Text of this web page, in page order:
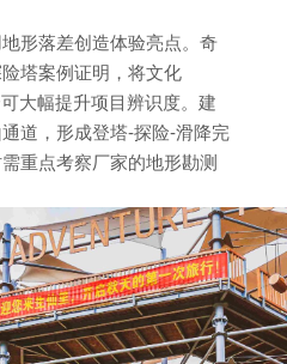
落差创造体验亮点。奇
塔案例证明，将文化
大幅提升项目辨识度。建
道，形成登塔-探险-滑降完
重点考察厂家的地形勘测